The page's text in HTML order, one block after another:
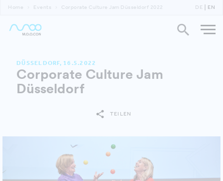
Home Events Corporate Culture Jam Düsseldorf 2022 DE EN
DÜSSELDORF, 16.5.2022
Corporate Culture Jam
Düsseldorf
TEILEN